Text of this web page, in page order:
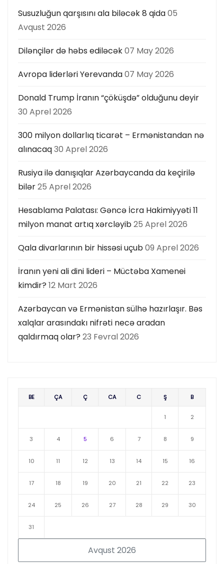
ıSusuzluğun qarşısını ala biləcək 8 qida05
Avqust 2026
Dilənçilər də həbs ediləcək07 May 2026
Avropa liderləri Yerevanda07 May 2026
Donald Trump İranın “çöküşdə” olduğunu deyir
30 Aprel 2026
300 milyon dollarlıq ticarət – Ermənistandan nə
alınacaq30 Aprel 2026
Rusiya ilə danışıqlar Azərbaycanda da keçirilə
bilər25 Aprel 2026
Hesablama Palatası: Gəncə İcra Hakimiyyəti 11
milyon manat artıq xərcləyib25 Aprel 2026
Qala divarlarının bir hissəsi uçub09 Aprel 2026
İranın yeni ali dini lideri – Müctəba Xamenei
kimdir? 12 Mart 2026
Azərbaycan və Ermənistan sülhə hazırlaşır. Bəs
xalqlar arasındakı nifrəti necə aradan
qaldırmaq olar? 23 Fevral 2026
Avqust 2026
BE ÇA Ç CA C Ş B
1 2
3 4 5 6 7 8 9
10 11 12 13 14 15 16
17 18 19 20 21 22 23
24 25 26 27 28 29 30
31